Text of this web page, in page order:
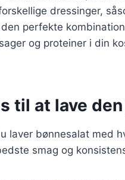
dressinger,
perfekte
og proteiner i din
til at lave
laver bønnesalat med
smag og